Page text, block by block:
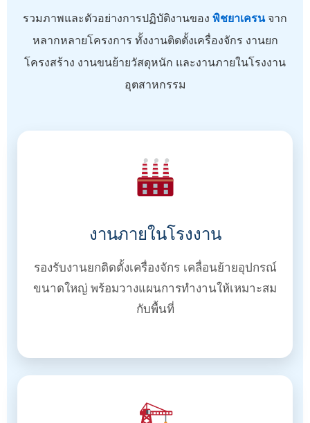
รวมภาพและตัวอย่างการปฏิบัติงานของ พิชยาเครนจาก
หลากหลายโครงการ ทั้งงานติดตั้งเครื่องจักร งานยก
โครงสร้าง งานขนย้ายวัสดุหนัก และงานภายในโรงงาน
อุตสาหกรรม
งานภายในโรงงาน
รองรับงานยกติดตั้งเครื่องจักร เคลื่อนย้ายอุปกรณ์
ขนาดใหญ่ พร้อมวางแผนการทำงานให้เหมาะสม
กับพื้นที่